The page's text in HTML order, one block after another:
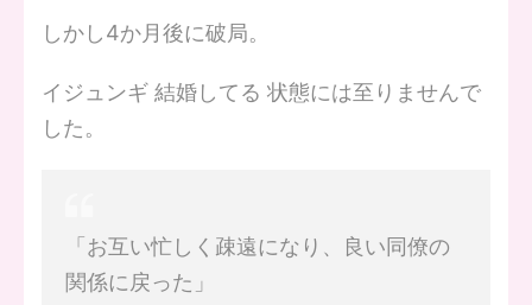
しかし4か月後に破局。
イジュンギ 結婚してる 状態には至りませんで
した。
「お互い忙しく疎遠になり、良い同僚の
関係に戻った」